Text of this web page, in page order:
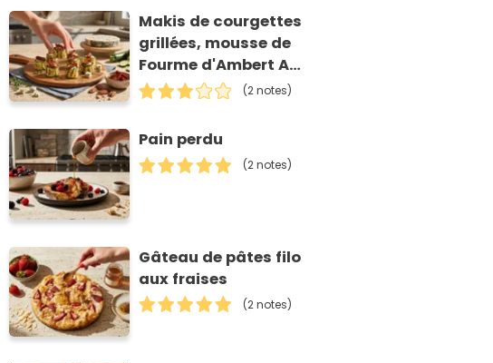
Makis de courgettes
grillées, mousse de
Fourme d'Ambert AOP
et tomates séchées
(2 notes)
Pain perdu
(2 notes)
Gâteau de pâtes filo
aux fraises
(2 notes)